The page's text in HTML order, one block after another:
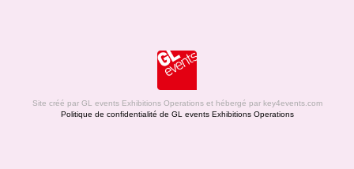
Site créé par GL events Exhibitions Operations et hébergé par key4events.com
Politique de confidentialité de GL events Exhibitions Operations
Copyright © key4events - All rights reserved